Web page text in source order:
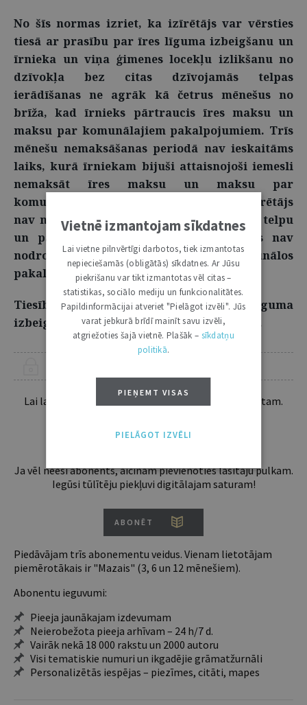
No šīs normas izriet, ka izīrētājs var vērsties
tiesā ar prasību par īres līguma izbeigšanu un
īrnieka un viņa ģimenes locekļu izlikšanu no
dzīvokļa bez citas dzīvojamās telpas
ierādīšanas ne agrāk kā četrus mēnešus no
brīža, kad īrnieks pārtraucis īres maksu un
maksu par komunālajiem pakalpojumiem. Trīs
mēnešu nemaksāšanas periodā nav ieskaitāms
laiks, kurā īrniekam bijuši attaisnojoši iemesli
nemaksāt īres maksu un maksu par
komunālajiem pakalpojumiem, t.i., ja izīrētājs
nav nodrošinājis iespēju lietot dzīvojamo telpu
un pakalpojumu sniedzējs vai izīrētājs nav
nodrošinājis iespēju izmantot komunālos
pakalpojumus.
Tiesības celt prasību tiesā par īres līguma
izbeigšanu un izlikšanu ir tikai izīrētājam.
Lai lasītu šo rakstu tālāk, Tev jābūt žurnāla abonentam.
Ja vēl neesi abonents, aicinām pievienoties lasītāju pulkam.
Iegūsi tūlītēju piekļuvi digitālajam saturam!
ABONĒT
Piedāvājam trīs abonementu veidus. Vienam lietotājam
piemērotākais ir "Mazais" (3, 6 un 12 mēnešiem).
Abonentu ieguvumi:
Pieeja jaunākajam izdevumam
Neierobežota pieeja arhīvam – 24 h/7 d.
Vairāk nekā 18 000 rakstu un 2000 autoru
Visi tematiskie numuri un ikgadējie grāmatžurnāli
Personalizētās iespējas – piezīmes, citāti, mapes
Vietnē izmantojam sīkdatnes
Lai vietne pilnvērtīgi darbotos, tiek izmantotas
nepieciešamās (obligātās) sīkdatnes. Ar Jūsu
piekrišanu var tikt izmantotas vēl citas –
statistikas, sociālo mediju un funkcionalitātes.
Papildinformācijai atveriet "Pielāgot izvēli". Jūs
varat jebkurā brīdī mainīt savu izvēli,
atgriežoties šajā vietnē. Plašāk – sīkdatņu
politikā.
PIEŅEMT VISAS
PIELĀGOT IZVĒLI